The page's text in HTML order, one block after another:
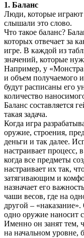
1. Баланс
Люди, которые играют
слышали это слово.
Что такое баланс?
которых отвечает за
игре. В каждой из
значений, которые
Например, у
и объем получаемого
будут расписаны его
количество
Баланс составляется
такая задача.
Когда игра
оружие, строения,
деньги и так далее.
настраивает процесс,
когда все предметы
настраивает их так,
затягивающим и
назначает его
чаши весов, где на
другой –
одно оружие наносит
Именно он занят тем,
на начальном уровне,